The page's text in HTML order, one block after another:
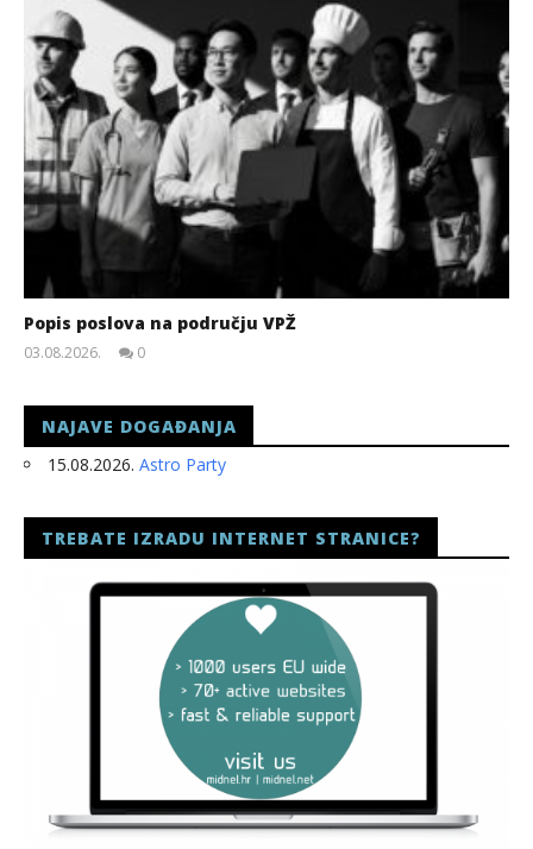
Popis poslova na području VPŽ
03.08.2026.
0
NAJAVE DOGAĐANJA
15.08.2026. Astro Party
TREBATE IZRADU INTERNET STRANICE?